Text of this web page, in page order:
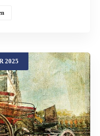
geht es an den Genfersee und
Burgenland Schweiz –
ist reich an Burgen und
und auf Felsvorsprüngen
Macht, Handelswegen und
einige ihre Tore und bieten
an. Einmal im
„Swiss Castles Day“, an dem
oder Morges mit besonderen
Viele dieser Orte eignen sich
2025